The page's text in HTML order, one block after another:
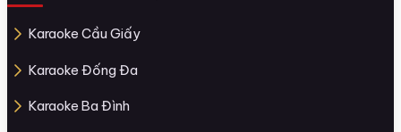
Karaoke Cầu Giấy
Karaoke Đống Đa
Karaoke Ba Đình